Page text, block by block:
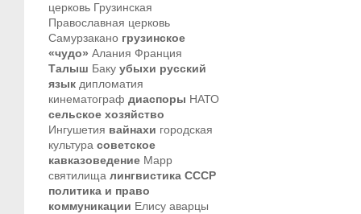
церковь Грузинская
Православная церковь
Самурзакано грузинское
«чудо» Алания Франция
Талыш Баку убыхи русский
язык дипломатия
кинематограф диаспоры НАТО
сельское хозяйство
Ингушетия вайнахи городская
культура советское
кавказоведение Марр
святилища лингвистика СССР
политика и право
коммуникации Елису аварцы